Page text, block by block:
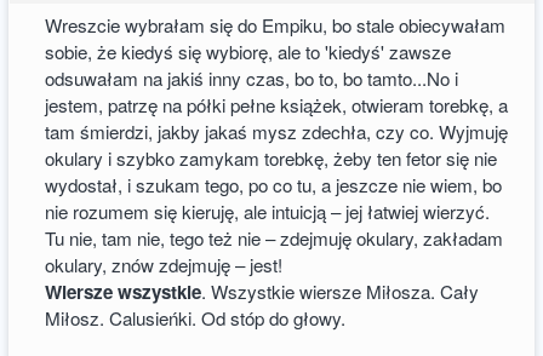
Wreszcie wybrałam się do Empiku, bo stale obiecywałam
sobie, że kiedyś się wybiorę, ale to 'kiedyś' zawsze
odsuwałam na jakiś inny czas, bo to, bo tamto...No i
jestem, patrzę na półki pełne książek, otwieram torebkę, a
tam śmierdzi, jakby jakaś mysz zdechła, czy co. Wyjmuję
okulary i szybko zamykam torebkę, żeby ten fetor się nie
wydostał, i szukam tego, po co tu, a jeszcze nie wiem, bo
nie rozumem się kieruję, ale intuicją – jej łatwiej wierzyć.
Tu nie, tam nie, tego też nie – zdejmuję okulary, zakładam
okulary, znów zdejmuję – jest!
Wiersze wszystkie. Wszystkie wiersze Miłosza. Cały
Miłosz. Calusieńki. Od stóp do głowy.